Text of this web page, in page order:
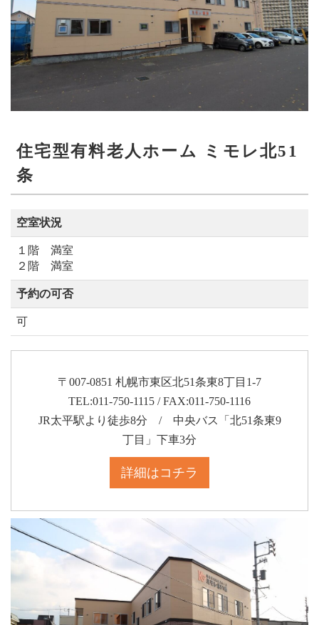
住宅型有料老人ホーム ミモレ北51
条
空室状況
１階 満室
２階 満室
予約の可否
可
〒007-0851 札幌市東区北51条東8丁目1-7
TEL:011-750-1115 / FAX:011-750-1116
JR太平駅より徒歩8分 / 中央バス「北51条東9
丁目」下車3分
詳細はコチラ